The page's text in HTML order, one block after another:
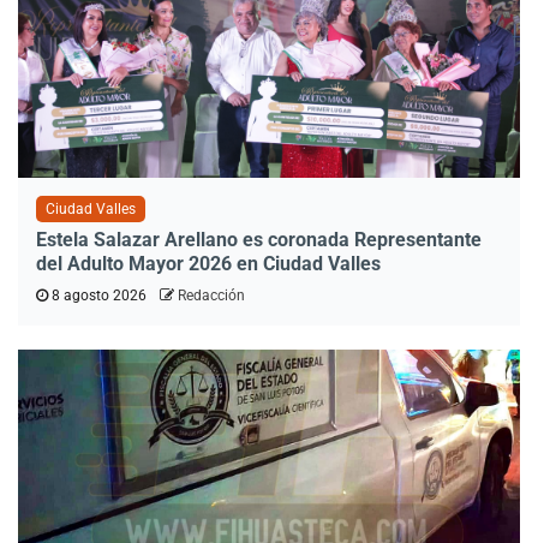
Ciudad Valles
Estela Salazar Arellano es coronada Representante
del Adulto Mayor 2026 en Ciudad Valles
8 agosto 2026 Redacción